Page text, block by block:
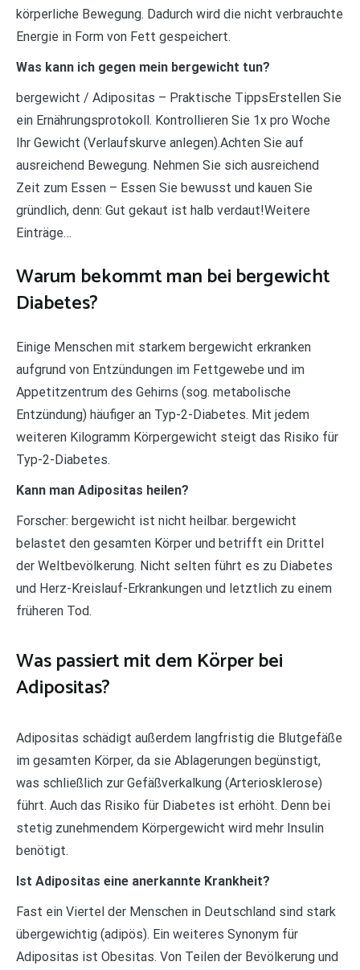
körperliche Bewegung. Dadurch wird die nicht verbrauchte
Energie in Form von Fett gespeichert.
Was kann ich gegen mein bergewicht tun?
bergewicht / Adipositas – Praktische TippsErstellen Sie
ein Ernährungsprotokoll. Kontrollieren Sie 1x pro Woche
Ihr Gewicht (Verlaufskurve anlegen).Achten Sie auf
ausreichend Bewegung. Nehmen Sie sich ausreichend
Zeit zum Essen – Essen Sie bewusst und kauen Sie
gründlich, denn: Gut gekaut ist halb verdaut!Weitere
Einträge…
Warum bekommt man bei bergewicht
Diabetes?
Einige Menschen mit starkem bergewicht erkranken
aufgrund von Entzündungen im Fettgewebe und im
Appetitzentrum des Gehirns (sog. metabolische
Entzündung) häufiger an Typ-2-Diabetes. Mit jedem
weiteren Kilogramm Körpergewicht steigt das Risiko für
Typ-2-Diabetes.
Kann man Adipositas heilen?
Forscher: bergewicht ist nicht heilbar. bergewicht
belastet den gesamten Körper und betrifft ein Drittel
der Weltbevölkerung. Nicht selten führt es zu Diabetes
und Herz-Kreislauf-Erkrankungen und letztlich zu einem
früheren Tod.
Was passiert mit dem Körper bei
Adipositas?
Adipositas schädigt außerdem langfristig die Blutgefäße
im gesamten Körper, da sie Ablagerungen begünstigt,
was schließlich zur Gefäßverkalkung (Arteriosklerose)
führt. Auch das Risiko für Diabetes ist erhöht. Denn bei
stetig zunehmendem Körpergewicht wird mehr Insulin
benötigt.
Ist Adipositas eine anerkannte Krankheit?
Fast ein Viertel der Menschen in Deutschland sind stark
übergewichtig (adipös). Ein weiteres Synonym für
Adipositas ist Obesitas. Von Teilen der Bevölkerung und